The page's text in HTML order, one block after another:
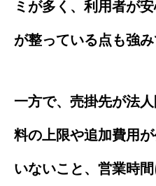
ミが多く、利用者が
が整っている点も強み
一方で、売掛先が法
料の上限や追加費用
いないこと、営業時